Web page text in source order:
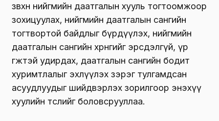
зөвхөн нийгмийн даатгалын хууль тогтоомжоор
зохицуулах, нийгмийн даатгалын сангийн
тогтвортой байдлыг бүрдүүлэх, нийгмийн
даатгалын сангийн хөрөнгийг эрсдэлгүй, үр
өгөөжтэй удирдах, даатгалын сангийн бодит
хуримтлалыг эхлүүлэх зэрэг тулгамдсан
асуудлуудыг шийдвэрлэх зорилгоор энэхүү
хуулийн төслийг боловсрууллаа.